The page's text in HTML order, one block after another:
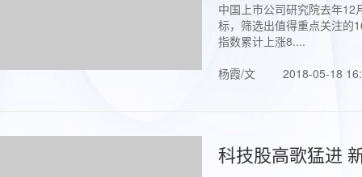
中国上市公司研究院去年
标，筛选出值得重点关注的
指数累计上涨8....
杨霞/文
2018-05-18
科技股高歌猛进